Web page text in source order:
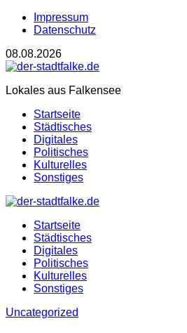
Impressum
Datenschutz
08.08.2026
Lokales aus Falkensee
Startseite
Städtisches
Digitales
Politisches
Kulturelles
Sonstiges
Startseite
Städtisches
Digitales
Politisches
Kulturelles
Sonstiges
Uncategorized